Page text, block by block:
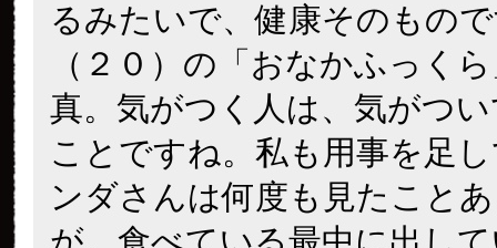
るみたいで、健康そのもの
（２０）の「おなかふっく
真。気がつく人は、気がつ
ことですね。私も用事を足
ンダさんは何度も見たこと